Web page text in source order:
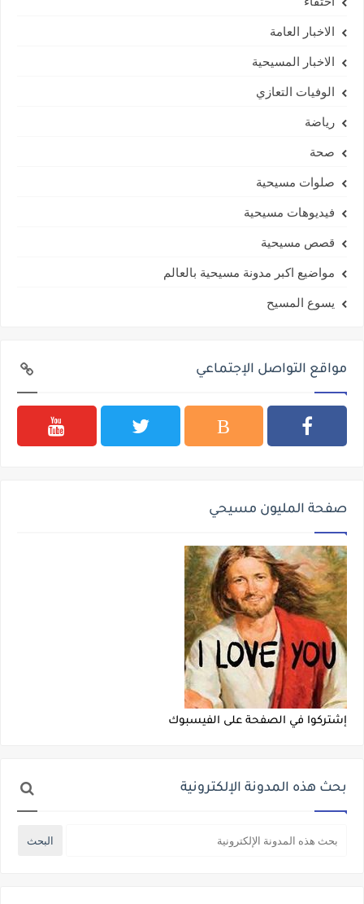
الاخبار العامة
الاخبار المسيحية
الوفيات التعازي
رياضة
صحة
صلوات مسيحية
فيديوهات مسيحية
قصص مسيحية
مواضيع اكبر مدونة مسيحية بالعالم
يسوع المسيح
مواقع التواصل الإجتماعي
صفحة المليون مسيحي
إشتركوا في الصفحة على الفيسبوك
بحث هذه المدونة الإلكترونية